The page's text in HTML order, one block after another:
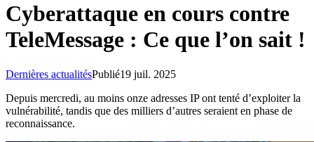
Cyberattaque en cours contre
TeleMessage : Ce que l’on sait !
Dernières actualitésPublié19 juil. 2025
Depuis mercredi, au moins onze adresses IP ont tenté d’exploiter la
vulnérabilité, tandis que des milliers d’autres seraient en phase de
reconnaissance.